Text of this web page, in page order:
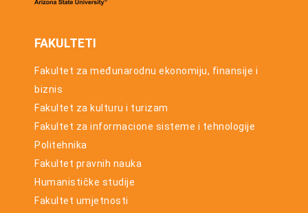
FAKULTETI
Fakultet za međunarodnu ekonomiju, finansije i
biznis
Fakultet za kulturu i turizam
Fakultet za informacione sisteme i tehnologije
Politehnika
Fakultet pravnih nauka
Humanističke studije
Fakultet umjetnosti